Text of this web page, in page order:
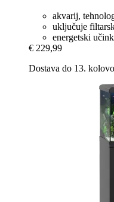
akvarij,
uključuje
energetski
€ 229,99
Dostava do 13.